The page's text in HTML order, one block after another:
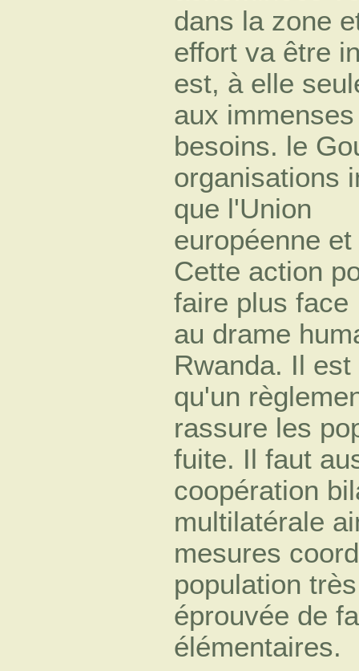
dans la zone
effort va être
est, à elle
aux immenses
besoins. le
organisations
que l'Union
européenne
Cette action
faire plus face
au drame
Rwanda. Il
qu'un
rassure les
fuite. Il faut
coopération
multilatérale
mesures
population très
éprouvée de
élémentaires.